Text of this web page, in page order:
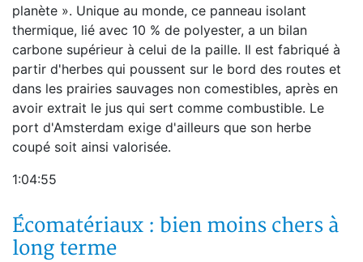
planète ». Unique au monde, ce panneau isolant
thermique, lié avec 10 % de polyester, a un bilan
carbone supérieur à celui de la paille. Il est fabriqué à
partir d'herbes qui poussent sur le bord des routes et
dans les prairies sauvages non comestibles, après en
avoir extrait le jus qui sert comme combustible. Le
port d'Amsterdam exige d'ailleurs que son herbe
coupé soit ainsi valorisée.
1:04:55
Écomatériaux : bien moins chers à
long terme